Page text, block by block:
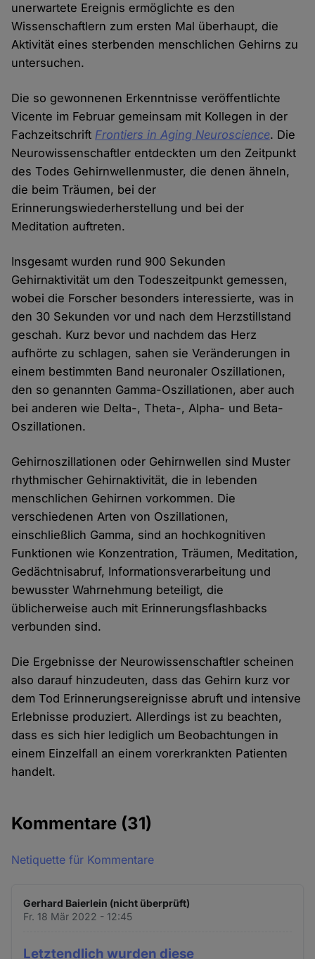
unerwartete Ereignis ermöglichte es den
Wissenschaftlern zum ersten Mal überhaupt, die
Aktivität eines sterbenden menschlichen Gehirns zu
untersuchen.
Die so gewonnenen Erkenntnisse veröffentlichte
Vicente im Februar gemeinsam mit Kollegen in der
Fachzeitschrift Frontiers in Aging Neuroscience. Die
Neurowissenschaftler entdeckten um den Zeitpunkt
des Todes Gehirnwellenmuster, die denen ähneln,
die beim Träumen, bei der
Erinnerungswiederherstellung und bei der
Meditation auftreten.
Insgesamt wurden rund 900 Sekunden
Gehirnaktivität um den Todeszeitpunkt gemessen,
wobei die Forscher besonders interessierte, was in
den 30 Sekunden vor und nach dem Herzstillstand
geschah. Kurz bevor und nachdem das Herz
aufhörte zu schlagen, sahen sie Veränderungen in
einem bestimmten Band neuronaler Oszillationen,
den so genannten Gamma-Oszillationen, aber auch
bei anderen wie Delta-, Theta-, Alpha- und Beta-
Oszillationen.
Gehirnoszillationen oder Gehirnwellen sind Muster
rhythmischer Gehirnaktivität, die in lebenden
menschlichen Gehirnen vorkommen. Die
verschiedenen Arten von Oszillationen,
einschließlich Gamma, sind an hochkognitiven
Funktionen wie Konzentration, Träumen, Meditation,
Gedächtnisabruf, Informationsverarbeitung und
bewusster Wahrnehmung beteiligt, die
üblicherweise auch mit Erinnerungsflashbacks
verbunden sind.
Die Ergebnisse der Neurowissenschaftler scheinen
also darauf hinzudeuten, dass das Gehirn kurz vor
dem Tod Erinnerungsereignisse abruft und intensive
Erlebnisse produziert. Allerdings ist zu beachten,
dass es sich hier lediglich um Beobachtungen in
einem Einzelfall an einem vorerkrankten Patienten
handelt.
Kommentare (31)
Netiquette für Kommentare
Gerhard Baierlein (nicht überprüft)
Fr. 18 Mär 2022 - 12:45
Letztendlich wurden diese